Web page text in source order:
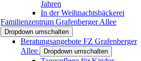
Jahren
In der Weihnachtsbäckerei
Familienzentrum Grafenberger Allee
Dropdown umschalten
Beratungsangebote FZ Grafenberger
Allee
Dropdown umschalten